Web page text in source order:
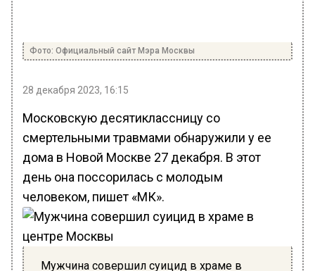
Фото: Официальный сайт Мэра Москвы
28 декабря 2023, 16:15
Московскую десятиклассницу со
смертельными травмами обнаружили у ее
дома в Новой Москве 27 декабря. В этот
день она поссорилась с молодым
человеком, пишет «МК».
Мужчина совершил суицид в храме в